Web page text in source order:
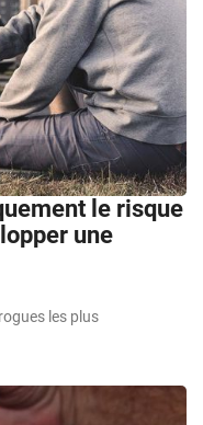
le risque
une
les plus